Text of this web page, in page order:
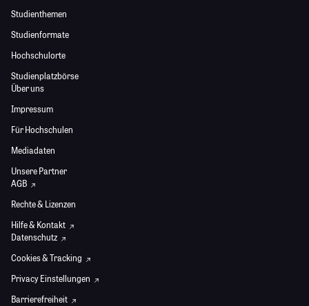
Studienthemen
Studienformate
Hochschulorte
Studienplatzbörse
Über uns
Impressum
Für Hochschulen
Mediadaten
Unsere Partner
AGB
Rechte & Lizenzen
Hilfe & Kontakt
Datenschutz
Cookies & Tracking
Privacy Einstellungen
Barrierefreiheit